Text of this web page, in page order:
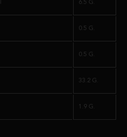
6.5 G.
0.5 G.
0.5 G.
33.2 G.
1.9 G.